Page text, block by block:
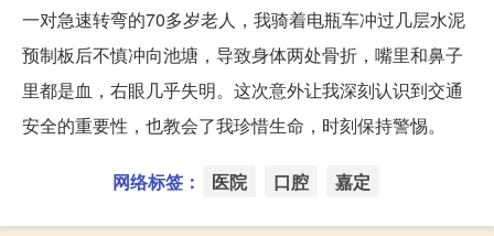
一对急速转弯的70多岁老人，我骑着电瓶车冲过几层水泥
预制板后不慎冲向池塘，导致身体两处骨折，嘴里和鼻子
里都是血，右眼几乎失明。这次意外让我深刻认识到交通
安全的重要性，也教会了我珍惜生命，时刻保持警惕。
网络标签： 医院 口腔 嘉定